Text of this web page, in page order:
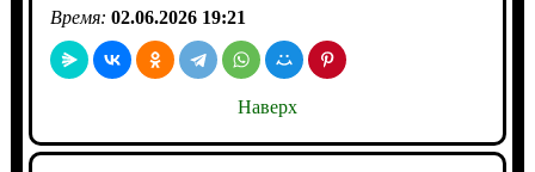
Время: 02.06.2026 19:21
Наверх